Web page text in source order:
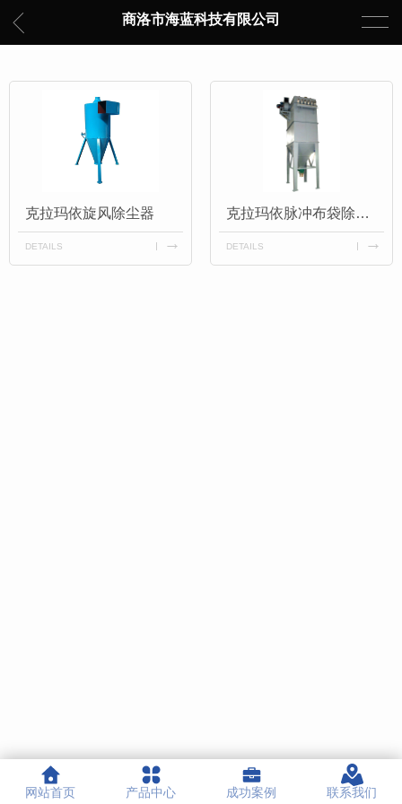
商洛市海蓝科技有限公司
克拉玛依旋风除尘器
DETAILS
克拉玛依脉冲布袋除尘器
DETAILS
网站首页 产品中心 成功案例 联系我们